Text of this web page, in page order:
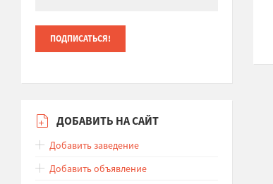
ДОБАВИТЬ НА САЙТ
Добавить заведение
Добавить объявление